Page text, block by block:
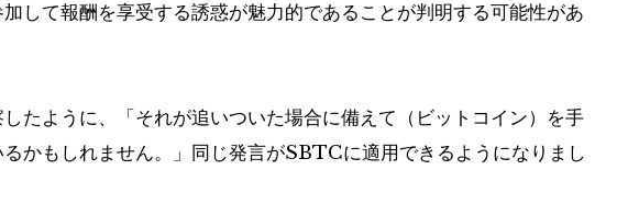
して報酬を享受する誘惑が魅力的であることが判明する可能性があ
たように、「それが追いついた場合に備えて（ビットコイン）を手
かもしれません。」同じ発言がSBTCに適用できるようになりまし